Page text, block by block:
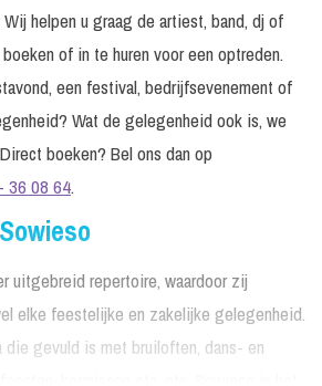
helpen u graag de artiest, band, dj of
of in te huren voor een optreden.
een festival, bedrijfsevenement of
Wat de gelegenheid ook is, we
boeken? Bel ons dan op
36 08 64.
uitgebreid repertoire, waardoor zij
elke feestelijke en zakelijke gelegenheid.
die gevuld is met bruiloften, dans- en